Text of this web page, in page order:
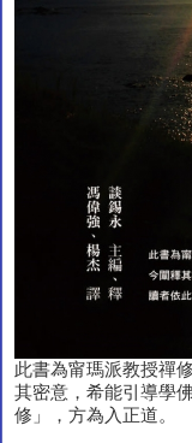
此書為甯瑪派教授禪
其密意，希能引導學
修」，方為入正道。